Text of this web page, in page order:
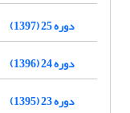
دوره 25 (1397)
دوره 24 (1396)
دوره 23 (1395)